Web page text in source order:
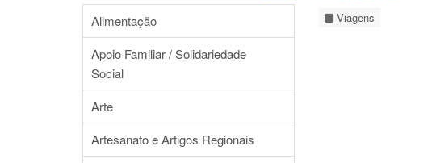
Alimentação
Apoio Familiar / Solidariedade
Social
Arte
Artesanato e Artigos Regionais
Viagens